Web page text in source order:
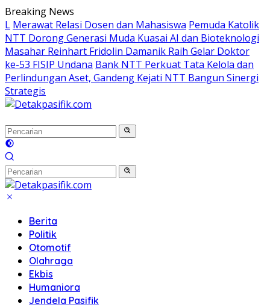
Langsung
ke
konten
Breaking News
L Merawat Relasi Dosen dan Mahasiswa Pemuda Katolik
NTT Dorong Generasi Muda Kuasai AI dan Bioteknologi
Masahar Reinhart Fridolin Damanik Raih Gelar Doktor
ke-53 FISIP Undana Bank NTT Perkuat Tata Kelola dan
Perlindungan Aset, Gandeng Kejati NTT Bangun Sinergi
Strategis
Berita
Politik
Otomotif
Olahraga
Ekbis
Humaniora
Jendela Pasifik